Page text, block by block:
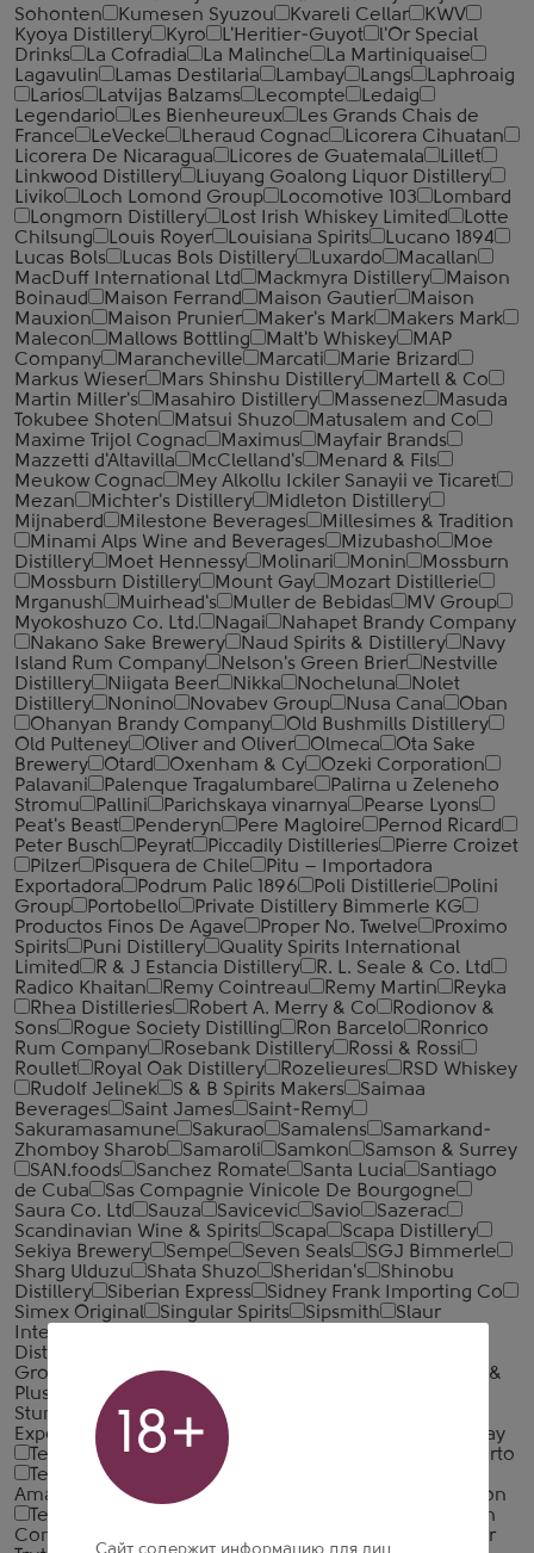
Sohonten
Kumesen Syuzou Kvareli Cellar
KWV
Kyoya Distillery
Kyro L'Heritier-Guyot
l'Or Special
Drinks
La Cofradia La Malinche
La Martiniquaise
Lagavulin
Lamas Destilaria Lambay Langs
Laphroaig
Larios
Latvijas Balzams Lecompte
Ledaig
Legendario
Les Bienheureux
Les Grands Chais de
France
LeVecke Lheraud Cognac
Licorera Cihuatan
Licorera De Nicaragua
Licores de Guatemala
Lillet
Linkwood Distillery
Liuyang Goalong Liquor Distillery
Liviko
Loch Lomond Group Locomotive 103
Lombard
Longmorn Distillery
Lost Irish Whiskey Limited
Lotte
Chilsung
Louis Royer Louisiana Spirits
Lucano 1894
Lucas Bols
Lucas Bols Distillery Luxardo
Macallan
MacDuff International Ltd
Mackmyra Distillery
Maison
Boinaud
Maison Ferrand Maison Gautier
Maison
Mauxion
Maison Prunier Maker's Mark
Makers Mark
Malecon
Mallows Bottling Malt'b Whiskey
MAP
Company
Marancheville Marcati
Marie Brizard
Markus Wieser
Mars Shinshu Distillery
Martell & Co
Martin Miller's
Masahiro Distillery Massenez
Masuda
Tokubee Shoten
Matsui Shuzo
Matusalem and Co
Maxime Trijol Cognac
Maximus
Mayfair Brands
Mazzetti d'Altavilla
McClelland's
Menard & Fils
Meukow Cognac
Mey Alkollu Ickiler Sanayii ve Ticaret
Mezan
Michter's Distillery
Midleton Distillery
Mijnaberd
Milestone Beverages
Millesimes & Tradition
Minami Alps Wine and Beverages
Mizubasho
Moe
Distillery
Moet Hennessy Molinari Monin
Mossburn
Mossburn Distillery
Mount Gay
Mozart Distillerie
Mrganush
Muirhead's Muller de Bebidas
MV Group
Myokoshuzo Co. Ltd.
Nagai
Nahapet Brandy Company
Nakano Sake Brewery
Naud Spirits & Distillery
Navy
Island Rum Company
Nelson's Green Brier
Nestville
Distillery
Niigata Beer Nikka Nocheluna
Nolet
Distillery
Nonino Novabev Group Nusa Cana
Oban
Ohanyan Brandy Company
Old Bushmills Distillery
Old Pulteney
Oliver and Oliver Olmeca
Ota Sake
Brewery
Otard Oxenham & Cy
Ozeki Corporation
Palavani
Palenque Tragalumbare
Palirna u Zeleneho
Stromu
Pallini Parichskaya vinarnya
Pearse Lyons
Peat's Beast
Penderyn Pere Magloire
Pernod Ricard
Peter Busch
Peyrat Piccadily Distilleries
Pierre Croizet
Pilzer
Pisquera de Chile
Pitu – Importadora
Exportadora
Podrum Palic 1896 Poli Distillerie
Polini
Group
Portobello
Private Distillery Bimmerle KG
Productos Finos De Agave
Proper No. Twelve
Proximo
Spirits
Puni Distillery
Quality Spirits International
Limited
R & J Estancia Distillery
R. L. Seale & Co. Ltd
Radico Khaitan
Remy Cointreau Remy Martin
Reyka
Rhea Distilleries
Robert A. Merry & Co
Rodionov &
Sons
Rogue Society Distilling Ron Barcelo
Ronrico
Rum Company
Rosebank Distillery
Rossi & Rossi
Roullet
Royal Oak Distillery Rozelieures
RSD Whiskey
Rudolf Jelinek
S & B Spirits Makers
Saimaa
Beverages
Saint James
Saint-Remy
Sakuramasamune
Sakurao Samalens
Samarkand-
Zhomboy Sharob
Samaroli Samkon
Samson & Surrey
SAN.foods
Sanchez Romate Santa Lucia
Santiago
de Cuba
Sas Compagnie Vinicole De Bourgogne
Saura Co. Ltd
Sauza Savicevic Savio
Sazerac
Scandinavian Wine & Spirits
Scapa
Scapa Distillery
Sekiya Brewery
Sempe Seven Seals
SGJ Bimmerle
Sharg Ulduzu
Shata Shuzo Sheridan's
Shinobu
Distillery
Siberian Express
Sidney Frank Importing Co
Simex Original
Singular Spirits Sipsmith
Slaur
International
Distillery
Group
Spirit France
Spirits &
Plus
Starward Whiskey
Stumbras
Suntory Suntory Limited
Export
Talisker Talisker Distillery
Tanqueray
Teacher's
Tecnoazucar
Tequila Don Roberto
Tequila Embajador S.A. de C.V
Amatitan
Tequilas del Senor
Terressentia Corporation
Tessendier
That Boutique-Y Gin
Company
The Bitter
18+
Сайт содержит информацию для лиц